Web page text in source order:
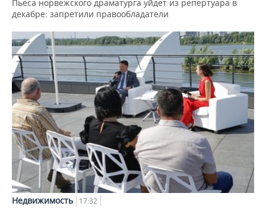
Пьеса норвежского драматурга уйдет из репертуара в
декабре: запретили правообладатели
Недвижимость 17:32